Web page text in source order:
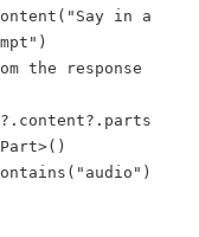
in a
the response